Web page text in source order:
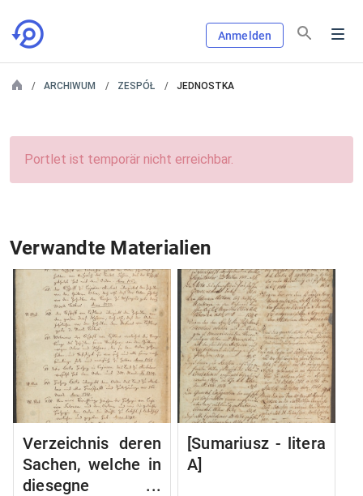
Anmelden
ARCHIWUM ZESPÓŁ JEDNOSTKA
Portlet ist temporär nicht erreichbar.
Verwandte Materialien
Verzeichnis deren
Sachen, welche in
diesegne
[Sumariusz - litera
A]